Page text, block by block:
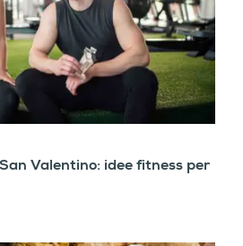
Valentino: idee fitness per